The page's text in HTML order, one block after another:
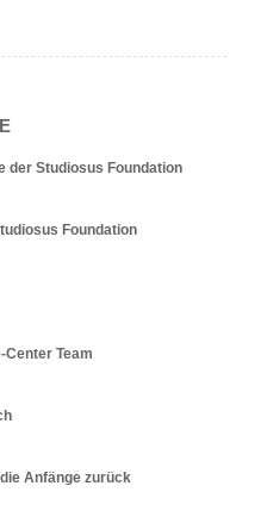
der Studiosus Foundation
Foundation
Center Team
Anfänge zurück